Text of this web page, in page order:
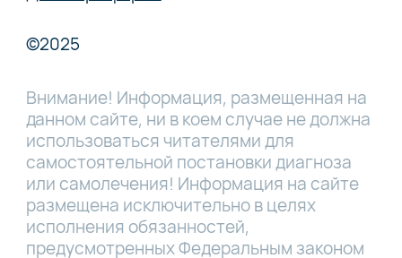
©2025
Внимание! Информация, размещенная на
данном сайте, ни в коем случае не должна
использоваться читателями для
самостоятельной постановки диагноза
или самолечения! Информация на сайте
размещена исключительно в целях
исполнения обязанностей,
предусмотренных Федеральным законом